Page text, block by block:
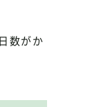
数がか